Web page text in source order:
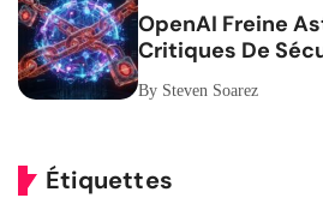
OpenAI Freine
Critiques De
By Steven Soarez
Étiquettes